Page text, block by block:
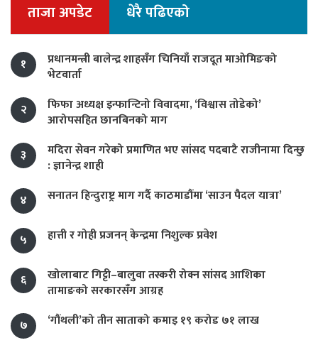
ताजा अपडेट धेरै पढिएको
१
प्रधानमन्त्री बालेन्द्र शाहसँग चिनियाँ राजदूत माओमिङको
भेटवार्ता
२
फिफा अध्यक्ष इन्फान्टिनो विवादमा, ‘विश्वास तोडेको’
आरोपसहित छानबिनको माग
३
मदिरा सेवन गरेको प्रमाणित भए सांसद पदबाटै राजीनामा दिन्छु
: ज्ञानेन्द्र शाही
४
सनातन हिन्दुराष्ट्र माग गर्दै काठमाडौंमा ‘साउन पैदल यात्रा’
५ हात्ती र गोही प्रजनन् केन्द्रमा निशुल्क प्रवेश
६
खोलाबाट गिट्टी–बालुवा तस्करी रोक्न सांसद आशिका
तामाङको सरकारसँग आग्रह
७
‘गौंथली’को तीन साताको कमाइ १९ करोड ७१ लाख